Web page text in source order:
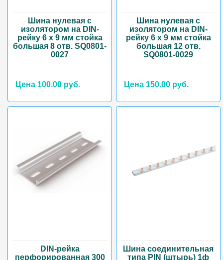
Шина нулевая с
изолятором на DIN-
рейку 6 x 9 мм стойка
большая 8 отв. SQ0801-
0027
Цена 100.00 руб.
Шина нулевая с
изолятором на DIN-
рейку 6 x 9 мм стойка
большая 12 отв.
SQ0801-0029
Цена 150.00 руб.
DIN-рейка
перфорированная 300
Шина соединительная
типа PIN (штырь) 1ф